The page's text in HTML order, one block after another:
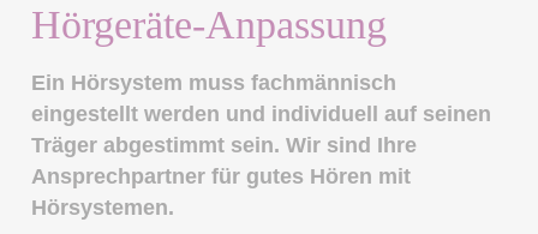
Hörgeräte-Anpassung
Ein Hörsystem muss fachmännisch
eingestellt werden und individuell auf seinen
Träger abgestimmt sein. Wir sind Ihre
Ansprechpartner für gutes Hören mit
Hörsystemen.